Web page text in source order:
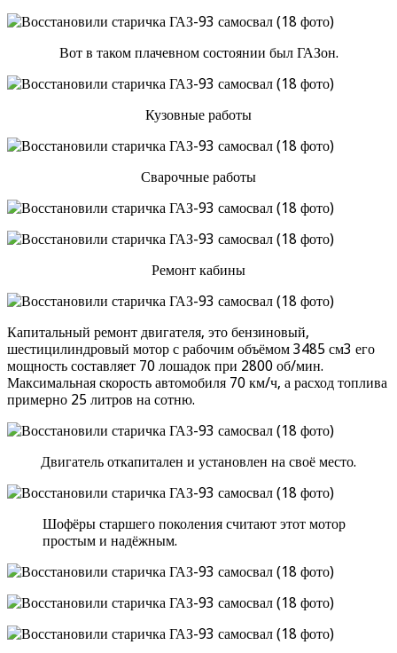
Вот в таком плачевном состоянии был ГАЗон.
Кузовные работы
Сварочные работы
Ремонт кабины
Капитальный ремонт двигателя, это бензиновый,
шестицилиндровый мотор с рабочим объёмом 3485 см3 его
мощность составляет 70 лошадок при 2800 об/мин.
Максимальная скорость автомобиля 70 км/ч, а расход топлива
примерно 25 литров на сотню.
Двигатель откапитален и установлен на своё место.
Шофёры старшего поколения считают этот мотор
простым и надёжным.